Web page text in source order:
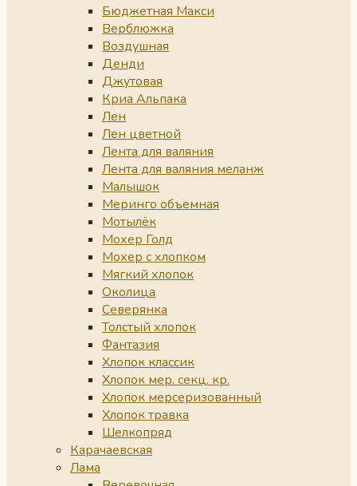
Бюджетная Макси
Верблюжка
Воздушная
Денди
Джутовая
Криа Альпака
Лен
Лен цветной
Лента для валяния
Лента для валяния меланж
Малышок
Меринго объемная
Мотылёк
Мохер Голд
Мохер с хлопком
Мягкий хлопок
Околица
Северянка
Толстый хлопок
Фантазия
Хлопок классик
Хлопок мер. секц. кр.
Хлопок мерсеризованный
Хлопок травка
Шелкопряд
Карачаевская
Лама